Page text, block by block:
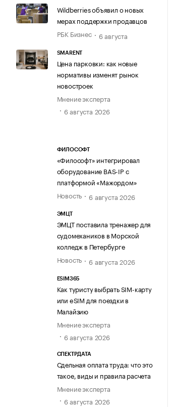
Wildberries объявил о новых
мерах поддержки продавцов
РБК Бизнес
6 августа
SMARENT
Цена парковки: как новые
нормативы изменят рынок
новостроек
Мнение эксперта
6 августа 2026
ФИЛОСОФТ
«Философт» интегрировал
оборудование BAS-IP с
платформой «Мажордом»
Новость
6 августа 2026
ЭМЦТ
ЭМЦТ поставила тренажер для
судомехаников в Морской
колледж в Петербурге
Новость
6 августа 2026
ESIM365
Как туристу выбрать SIM-карту
или eSIM для поездки в
Малайзию
Мнение эксперта
6 августа 2026
СПЕКТРДАТА
Сдельная оплата труда: что это
такое, виды и правила расчета
Мнение эксперта
6 августа 2026